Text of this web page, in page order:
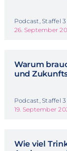
Podcast, Staffel
26. September
Warum
und
Podcast, Staffel
19. September
Wie viel